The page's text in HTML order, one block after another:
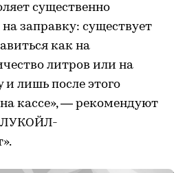
существенно
заправку: существует
как на
литров или на
лишь после этого
кассе», — рекомендуют